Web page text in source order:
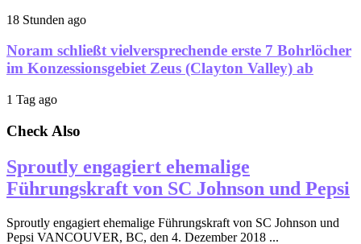
18 Stunden ago
Noram schließt vielversprechende erste 7 Bohrlöcher
im Konzessionsgebiet Zeus (Clayton Valley) ab
1 Tag ago
Check Also
Sproutly engagiert ehemalige
Führungskraft von SC Johnson und Pepsi
Sproutly engagiert ehemalige Führungskraft von SC Johnson und
Pepsi VANCOUVER, BC, den 4. Dezember 2018 ...